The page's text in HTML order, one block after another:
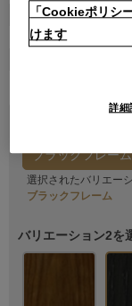
販売価格
￥385,000
バリエーション1
ブラックフレーム
選択されたバリエー
ブラックフレーム
バリエーション2を
「Cookieポリシ
けます
詳細